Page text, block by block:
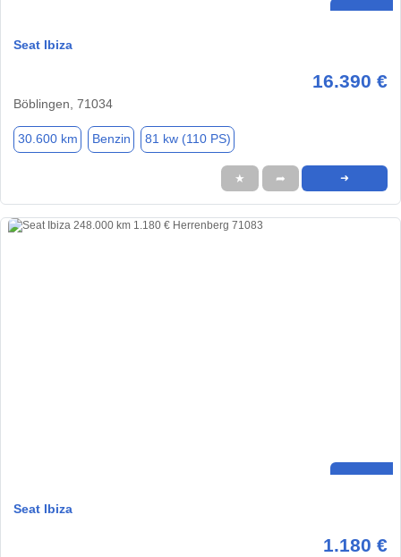
Seat Ibiza
16.390 €
Böblingen, 71034
30.600 km Benzin 81 kw (110 PS)
★ ➦ ➜
Seat Ibiza
1.180 €